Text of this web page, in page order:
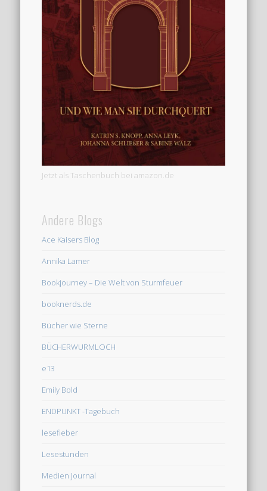
Jetzt als Taschenbuch bei amazon.de
Andere Blogs
Ace Kaisers Blog
Annika Lamer
Bookjourney – Die Welt von Sturmfeuer
booknerds.de
Bücher wie Sterne
BÜCHERWURMLOCH
e13
Emily Bold
ENDPUNKT -Tagebuch
lesefieber
Lesestunden
Medien Journal